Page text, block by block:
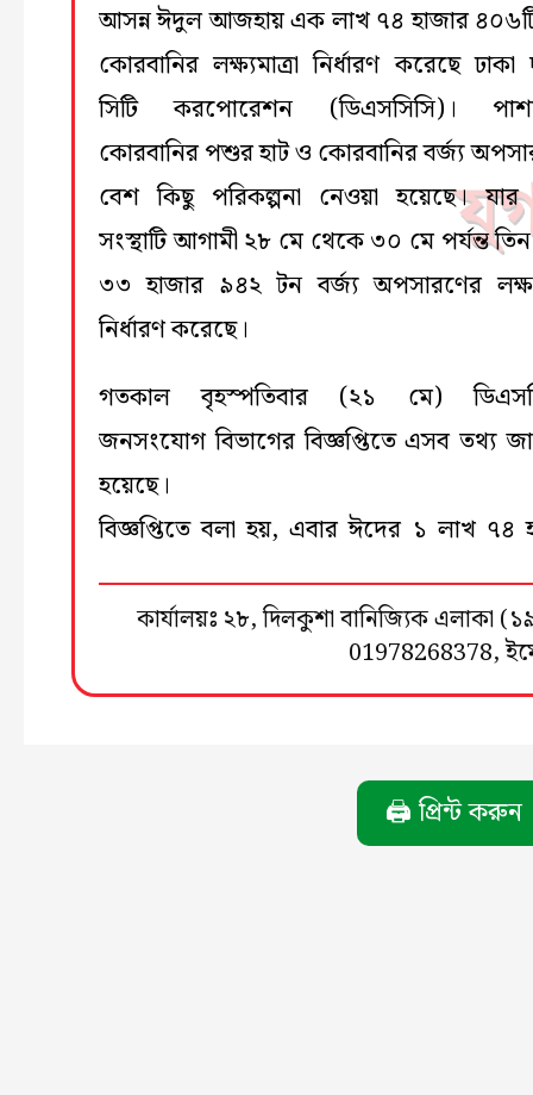
আসন্ন ঈদুল আজহায় এক লাখ ৭৪ হাজার
কোরবানির লক্ষ্যমাত্রা নির্ধারণ করেছে ঢাকা
সিটি করপোরেশন (ডিএসসিসি)।
কোরবানির পশুর হাট ও কোরবানির বর্জ্য
বেশ কিছু পরিকল্পনা নেওয়া হয়েছে। যার
সংস্থাটি আগামী ২৮ মে থেকে ৩০ মে পর্যন্ত
৩৩ হাজার ৯৪২ টন বর্জ্য অপসারণের
নির্ধারণ করেছে।
গতকাল বৃহস্পতিবার (২১ মে)
জনসংযোগ বিভাগের বিজ্ঞপ্তিতে এসব তথ্য
হয়েছে।
বিজ্ঞপ্তিতে বলা হয়, এবার ঈদের ১ লাখ ৭৪
কার্যালয়ঃ ২৮, দিলকুশা বানিজ্যিক
01978268378,
🖨️ প্রিন্ট করুন